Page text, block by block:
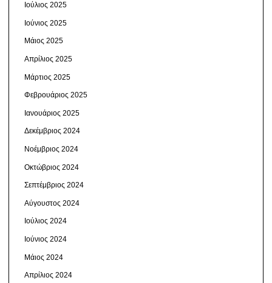
Ιούλιος 2025
Ιούνιος 2025
Μάιος 2025
Απρίλιος 2025
Μάρτιος 2025
Φεβρουάριος 2025
Ιανουάριος 2025
Δεκέμβριος 2024
Νοέμβριος 2024
Οκτώβριος 2024
Σεπτέμβριος 2024
Αύγουστος 2024
Ιούλιος 2024
Ιούνιος 2024
Μάιος 2024
Απρίλιος 2024